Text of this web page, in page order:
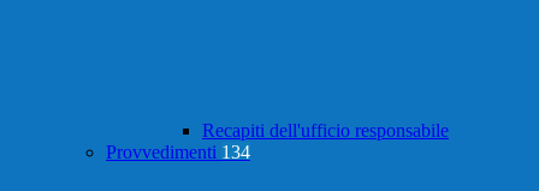
Recapiti dell'ufficio responsabile
Provvedimenti 134